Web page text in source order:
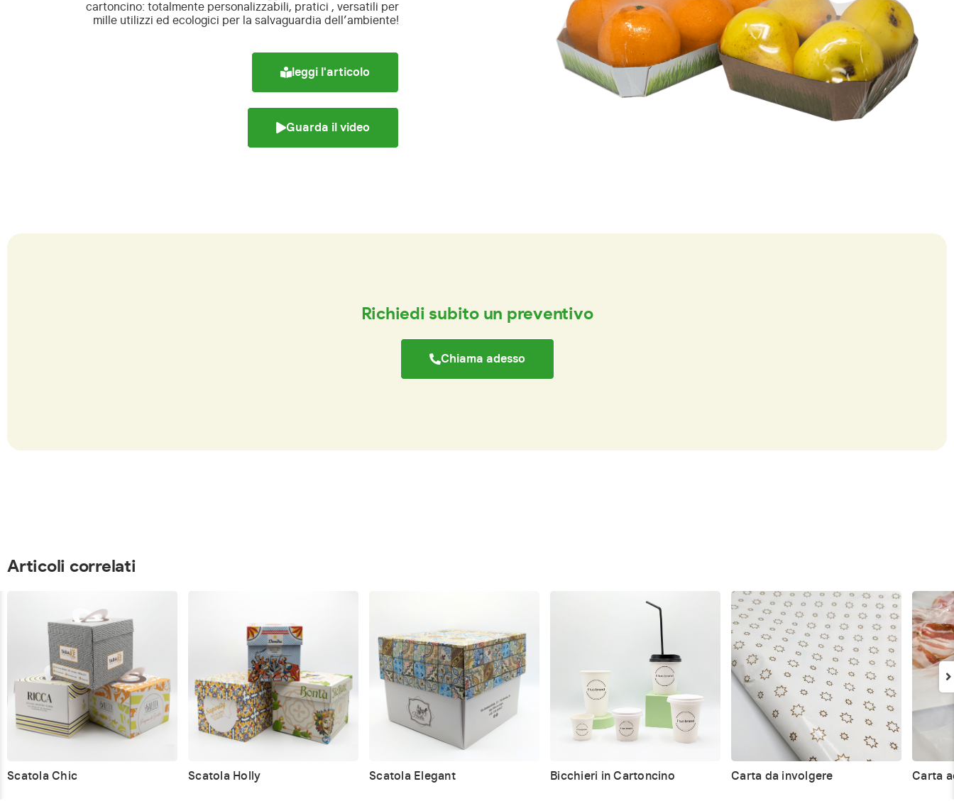
cartoncino: totalmente personalizzabili, pratici , versatili per
mille utilizzi ed ecologici per la salvaguardia dell’ambiente!
leggi l'articolo
Guarda il video
Richiedi subito un preventivo
Chiama adesso
Articoli correlati
Scatola Chic Scatola Holly Scatola Elegant Bicchieri in Cartoncino Carta da involgere Carta